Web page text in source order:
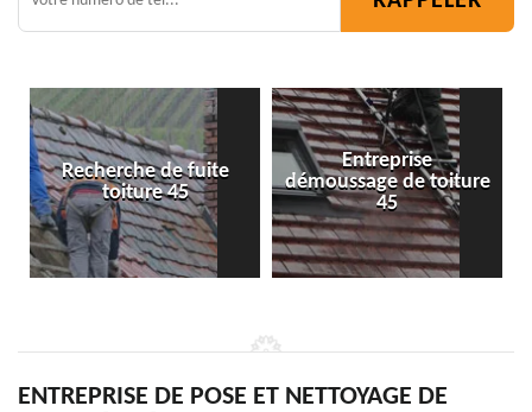
Entreprise
démoussage de toiture
45
Isolation toiture 45
ENTREPRISE DE POSE ET NETTOYAGE DE